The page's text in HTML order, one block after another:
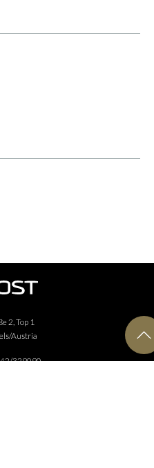
2, Top 1
Austria
329090